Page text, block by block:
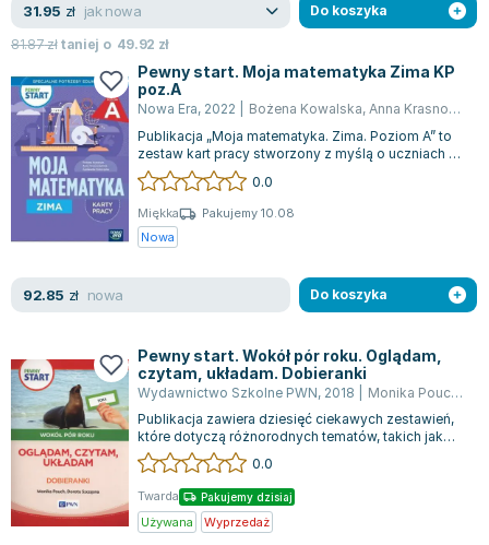
31.95 zł jak nowa
81.87złtaniej o 49.92 zł
Do koszyka
Pewny start. Moja matematyka Zima KP
poz.A
Nowa Era, 2022 Bożena Kowalska, Anna Krasnodębska
Publikacja „Moja matematyka. Zima. Poziom A” to
zestaw kart pracy stworzony z myślą o uczniach z
indywidualnymi potrzebami edukacy...
0.0
Miękka
Pakujemy 10.08
Nowa
92.85 zł nowa Do koszyka
Pewny start. Wokół pór roku. Oglądam,
czytam, układam. Dobieranki
Wydawnictwo Szkolne PWN, 2018 Monika Pouch,
Publikacja zawiera dziesięć ciekawych zestawień,
które dotyczą różnorodnych tematów, takich jak
las, ogród, sad, łąka, a także zwi...
0.0
Twarda Pakujemy dzisiaj
Używana Wyprzedaż